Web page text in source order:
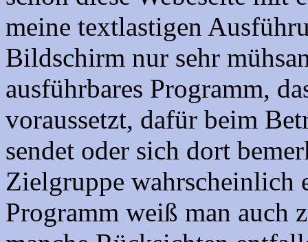
meine textlastigen
Bildschirm nur sehr
ausführbares Programm,
voraussetzt, dafür beim
sendet oder sich dort
Zielgruppe wahrscheinlich
Programm weiß man auch